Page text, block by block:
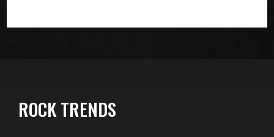
ROCK TRENDS